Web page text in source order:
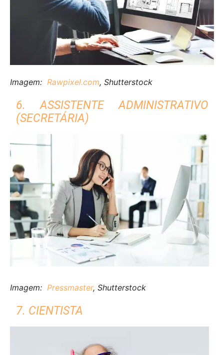
Imagem: Rawpixel.com, Shutterstock
6. ASSISTENTE ADMINISTRATIVO
(SECRETÁRIA)
Imagem: Pressmaster, Shutterstock
7. CIENTISTA